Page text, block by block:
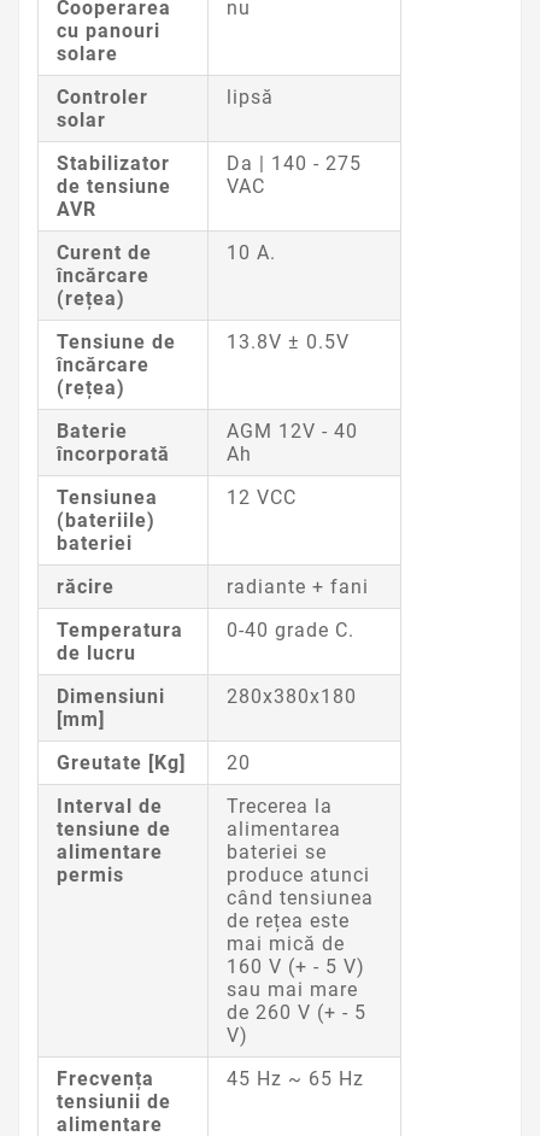
Cooperarea
cu panouri
solare
nu
Controler
solar
lipsă
Stabilizator
de tensiune
AVR
Da | 140 - 275
VAC
Curent de
încărcare
(rețea)
10 A.
Tensiune de
încărcare
(rețea)
13.8V ± 0.5V
Baterie
încorporată
AGM 12V - 40
Ah
Tensiunea
(bateriile)
bateriei
12 VCC
răcire
radiante + fani
Temperatura
de lucru
0-40 grade C.
Dimensiuni
[mm]
280x380x180
Greutate [Kg]
20
Interval de
tensiune de
alimentare
permis
Trecerea la
alimentarea
bateriei se
produce atunci
când tensiunea
de rețea este
mai mică de
160 V (+ - 5 V)
sau mai mare
de 260 V (+ - 5
V)
Frecvența
tensiunii de
alimentare
45 Hz ~ 65 Hz